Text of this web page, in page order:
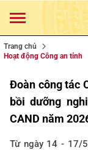
Trang chủ
Hoạt động Công an tỉnh
Đoàn công tác
bồi dưỡng
CAND năm
Từ ngày 14 - 17/